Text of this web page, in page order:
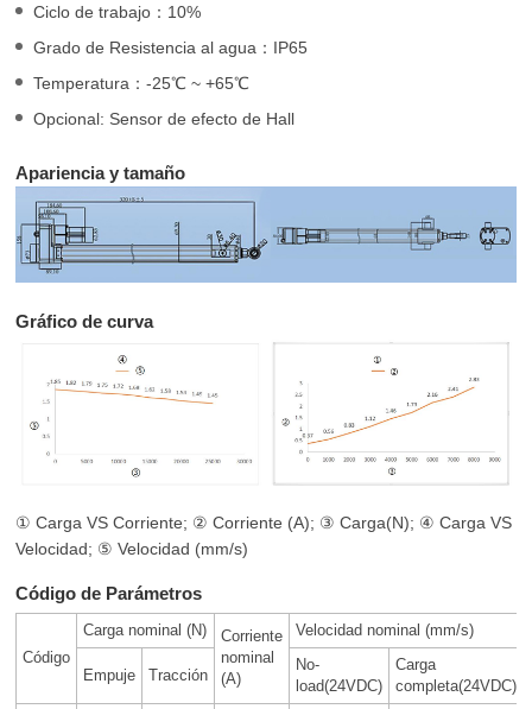
Ciclo de trabajo：10%
Grado de Resistencia al agua：IP65
Temperatura：-25℃ ~ +65℃
Opcional: Sensor de efecto de Hall
Apariencia y tamaño
Gráfico de curva
① Carga VS Corriente; ② Corriente (A); ③ Carga(N); ④ Carga VS
Velocidad; ⑤ Velocidad (mm/s)
Código de Parámetros
Código
Carga nominal (N)
Corriente
nominal
(A)
Velocidad nominal (mm/s)
Empuje Tracción
No-
load(24VDC)
Carga
completa(24VDC)